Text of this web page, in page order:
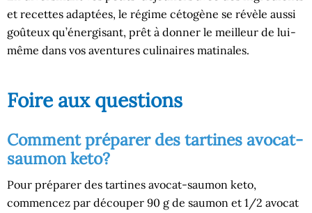
et recettes adaptées, le régime cétogène se révèle aussi
goûteux qu’énergisant, prêt à donner le meilleur de lui-
même dans vos aventures culinaires matinales.
Foire aux questions
Comment préparer des tartines avocat-
saumon keto?
Pour préparer des tartines avocat-saumon keto,
commencez par découper 90 g de saumon et 1/2 avocat